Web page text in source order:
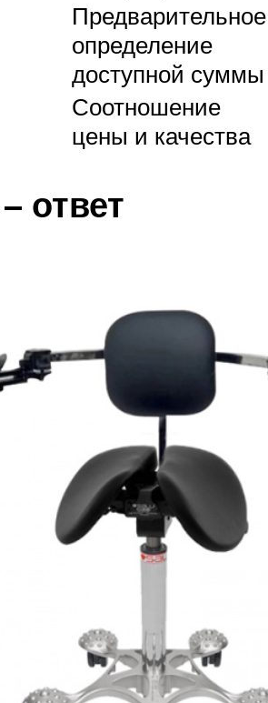
Предварительное
определение
доступной суммы
Соотношение
цены и качества
ответ